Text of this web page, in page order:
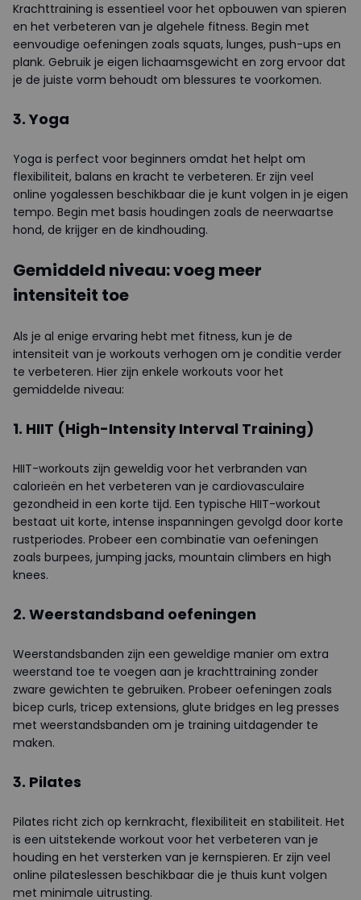
Krachttraining is essentieel voor het opbouwen van spieren
en het verbeteren van je algehele fitness. Begin met
eenvoudige oefeningen zoals squats, lunges, push-ups en
plank. Gebruik je eigen lichaamsgewicht en zorg ervoor dat
je de juiste vorm behoudt om blessures te voorkomen.
3. Yoga
Yoga is perfect voor beginners omdat het helpt om
flexibiliteit, balans en kracht te verbeteren. Er zijn veel
online yogalessen beschikbaar die je kunt volgen in je eigen
tempo. Begin met basis houdingen zoals de neerwaartse
hond, de krijger en de kindhouding.
Gemiddeld niveau: voeg meer
intensiteit toe
Als je al enige ervaring hebt met fitness, kun je de
intensiteit van je workouts verhogen om je conditie verder
te verbeteren. Hier zijn enkele workouts voor het
gemiddelde niveau:
1. HIIT (High-Intensity Interval Training)
HIIT-workouts zijn geweldig voor het verbranden van
calorieën en het verbeteren van je cardiovasculaire
gezondheid in een korte tijd. Een typische HIIT-workout
bestaat uit korte, intense inspanningen gevolgd door korte
rustperiodes. Probeer een combinatie van oefeningen
zoals burpees, jumping jacks, mountain climbers en high
knees.
2. Weerstandsband oefeningen
Weerstandsbanden zijn een geweldige manier om extra
weerstand toe te voegen aan je krachttraining zonder
zware gewichten te gebruiken. Probeer oefeningen zoals
bicep curls, tricep extensions, glute bridges en leg presses
met weerstandsbanden om je training uitdagender te
maken.
3. Pilates
Pilates richt zich op kernkracht, flexibiliteit en stabiliteit. Het
is een uitstekende workout voor het verbeteren van je
houding en het versterken van je kernspieren. Er zijn veel
online pilateslessen beschikbaar die je thuis kunt volgen
met minimale uitrusting.